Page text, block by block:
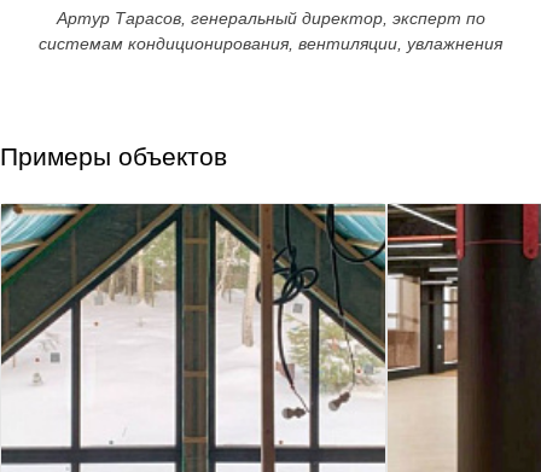
Артур Тарасов, генеральный директор, эксперт по
системам кондиционирования, вентиляции, увлажнения
Примеры объектов